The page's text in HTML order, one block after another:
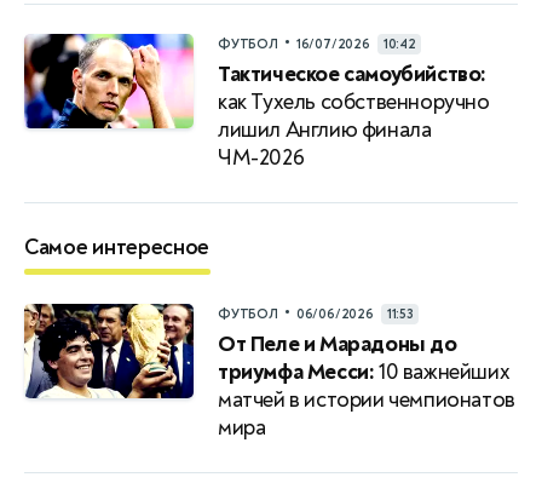
ФУТБОЛ • 16/07/2026 10:42
Тактическое самоубийство:
как Тухель собственноручно
лишил Англию финала
ЧМ-2026
Самое интересное
ФУТБОЛ • 06/06/2026 11:53
От Пеле и Марадоны до
триумфа Месси:10 важнейших
матчей в истории чемпионатов
мира